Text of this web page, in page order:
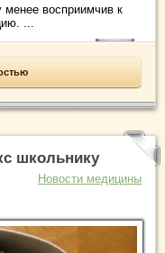
восприимчив к
...
школьнику
Новости медицины